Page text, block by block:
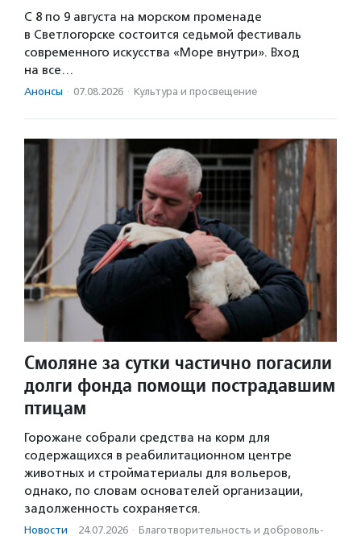
С 8 по 9 августа на морском променаде
в Светлогорске состоится седьмой фестиваль
современного искусства «Море внутри». Вход
на все…
Анонсы · 07.08.2026 · Культура и просвещение
Смоляне за сутки частично погасили
долги фонда помощи пострадавшим
птицам
Горожане собрали средства на корм для
содержащихся в реабилитационном центре
животных и стройматериалы для вольеров,
однако, по словам основателей организации,
задолженность сохраняется.
Новости · 24.07.2026 · Благотвори­тель­ность и доброволь­